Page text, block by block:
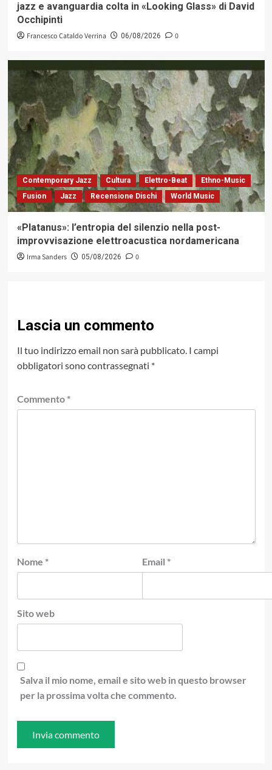
jazz e avanguardia colta in «Looking Glass» di David
Occhipinti
Francesco Cataldo Verrina 06/08/2026 0
Contemporary Jazz Cultura Elettro-Beat
Ethno-Music
Fusion
Jazz Recensione Dischi World Music
«Platanus»: l’entropia del silenzio nella post-
improvvisazione elettroacustica nordamericana
Irma Sanders 05/08/2026 0
Lascia un commento
Il tuo indirizzo email non sarà pubblicato. I campi
obbligatori sono contrassegnati *
Commento *
Nome * Email *
Sito web
Salva il mio nome, email e sito web in questo browser
per la prossima volta che commento.